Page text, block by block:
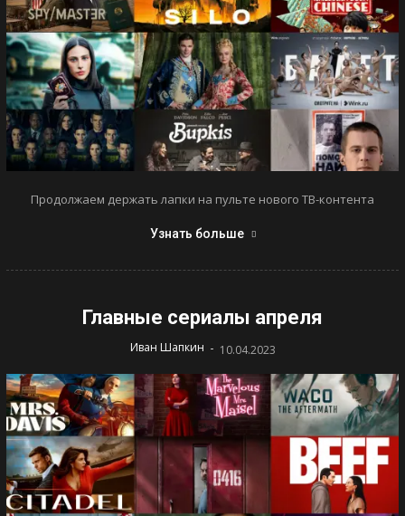
Продолжаем держать лапки на пульте нового ТВ-контента
Узнать больше
Главные сериалы апреля
Иван Шапкин - 10.04.2023